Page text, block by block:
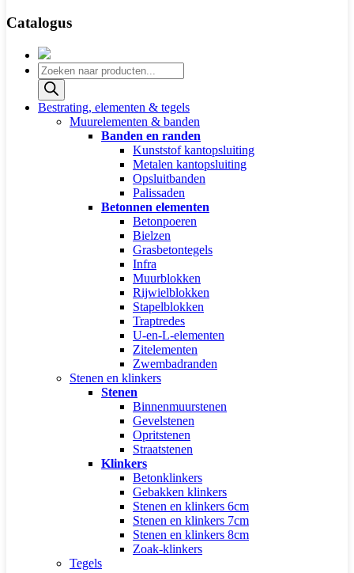
Catalogus
Producten
zoeken
Bestrating, elementen & tegels
Muurelementen & banden
Banden en randen
Kunststof kantopsluiting
Metalen kantopsluiting
Opsluitbanden
Palissaden
Betonnen elementen
Betonpoeren
Bielzen
Grasbetontegels
Infra
Muurblokken
Rijwielblokken
Stapelblokken
Traptredes
U-en-L-elementen
Zitelementen
Zwembadranden
Stenen en klinkers
Stenen
Binnenmuurstenen
Gevelstenen
Opritstenen
Straatstenen
Klinkers
Betonklinkers
Gebakken klinkers
Stenen en klinkers 6cm
Stenen en klinkers 7cm
Stenen en klinkers 8cm
Zoak-klinkers
Tegels